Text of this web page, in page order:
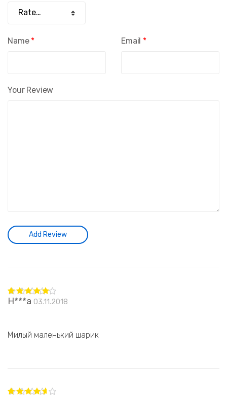
Your Review
Name * Email *
Оценка5
H***a 03.11.2018
Милый маленький шарик